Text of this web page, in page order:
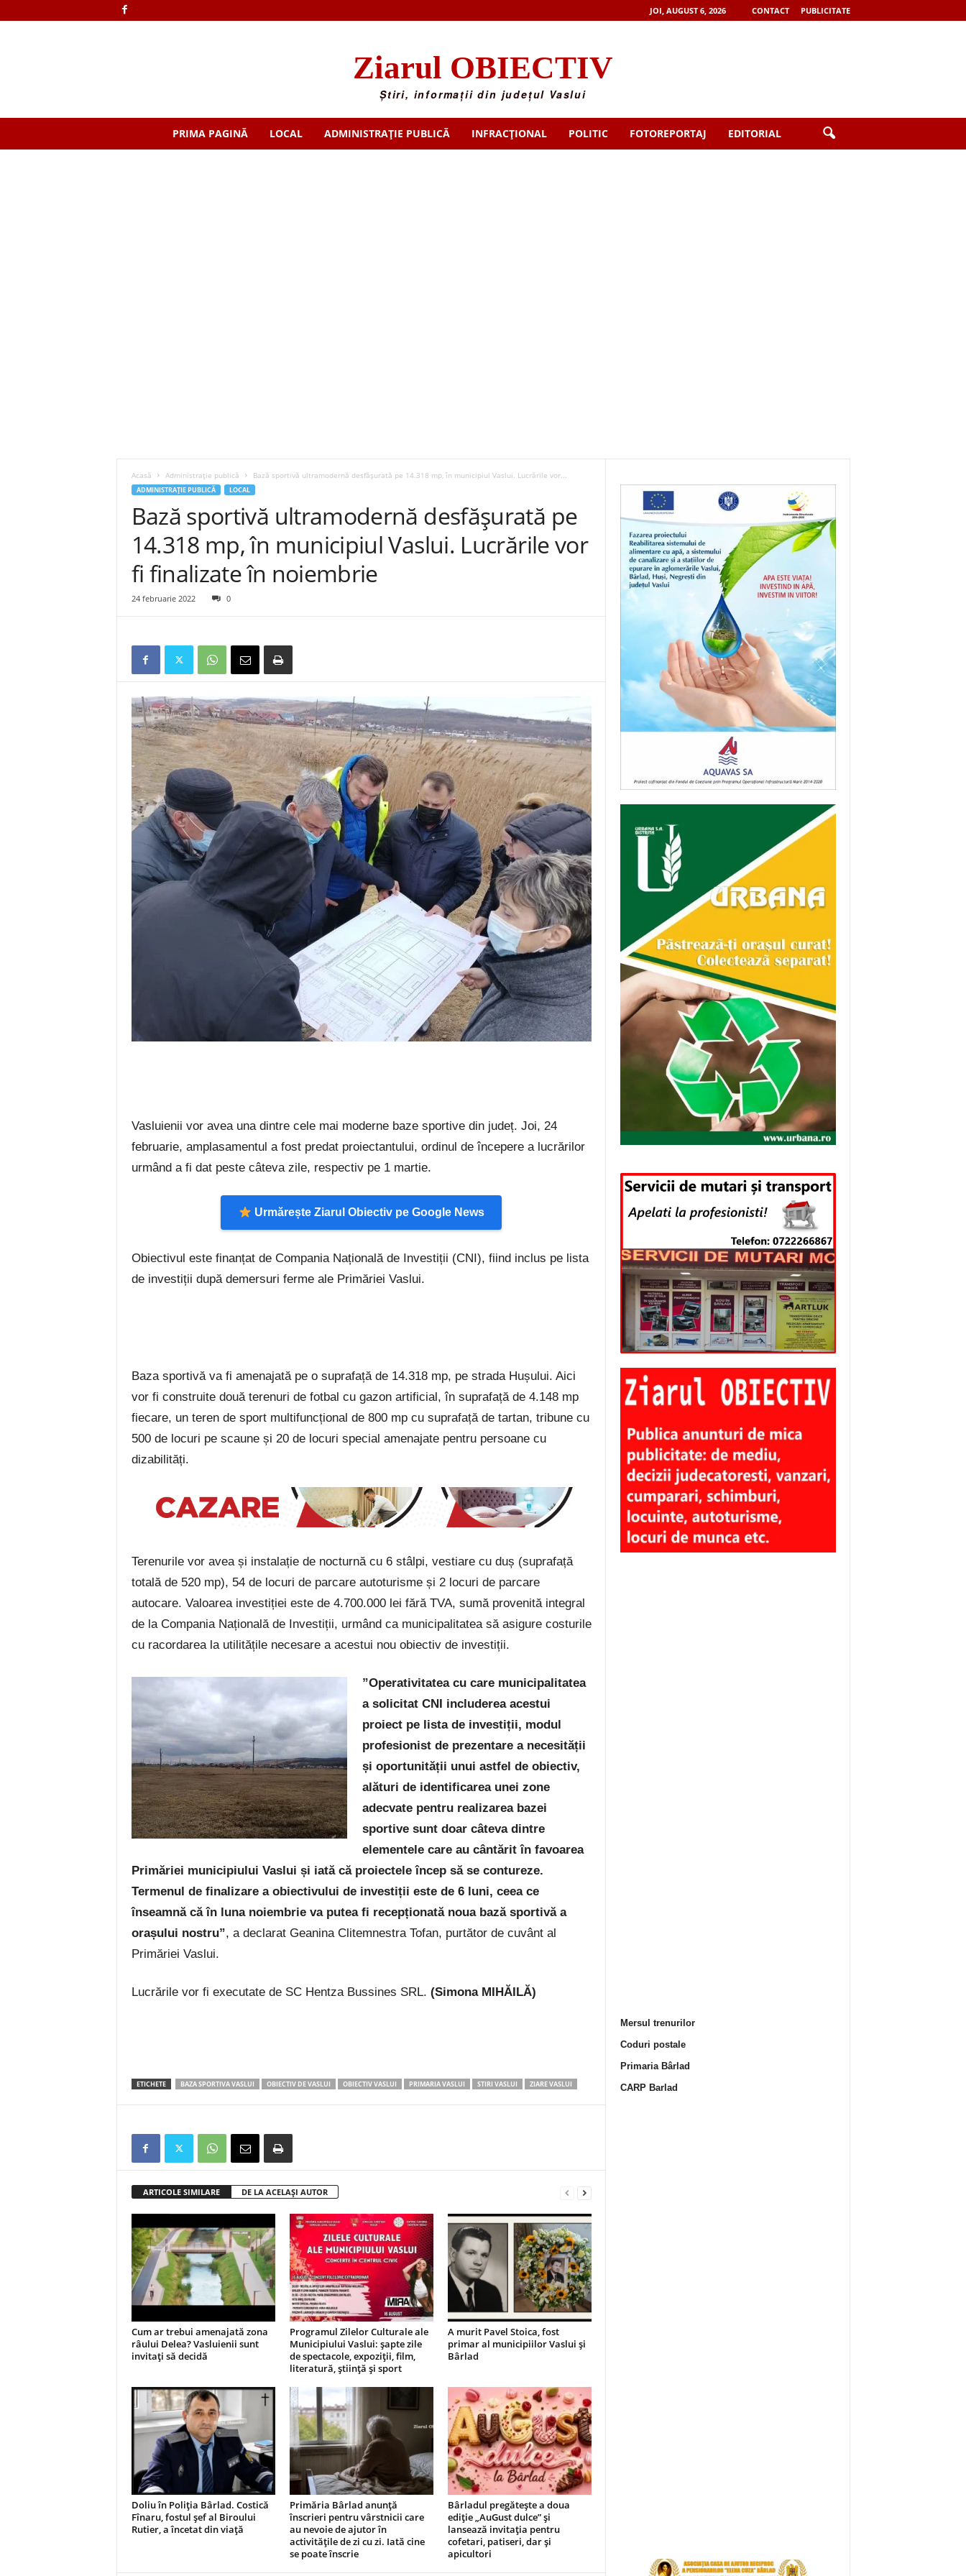
JOI, AUGUST 6, 2026 CONTACT PUBLICITATE
Ziarul OBIECTIV
Știri, informații din județul Vaslui
PRIMA PAGINĂ LOCAL ADMINISTRAȚIE PUBLICĂ INFRACȚIONAL POLITIC FOTOREPORTAJ EDITORIAL
Acasă Administrație publică Bază sportivă ultramodernă desfășurată pe 14.318 mp, în municipiul Vaslui. Lucrările vor...
ADMINISTRAȚIE PUBLICĂ LOCAL
Bază sportivă ultramodernă desfășurată pe
14.318 mp, în municipiul Vaslui. Lucrările vor
fi finalizate în noiembrie
24 februarie 2022 0
Vasluienii vor avea una dintre cele mai moderne baze sportive din județ. Joi, 24
februarie, amplasamentul a fost predat proiectantului, ordinul de începere a lucrărilor
urmând a fi dat peste câteva zile, respectiv pe 1 martie.
Urmărește Ziarul Obiectiv pe Google News
Obiectivul este finanțat de Compania Națională de Investiții (CNI), fiind inclus pe lista
de investiții după demersuri ferme ale Primăriei Vaslui.
Baza sportivă va fi amenajată pe o suprafață de 14.318 mp, pe strada Hușului. Aici
vor fi construite două terenuri de fotbal cu gazon artificial, în suprafață de 4.148 mp
fiecare, un teren de sport multifuncțional de 800 mp cu suprafață de tartan, tribune cu
500 de locuri pe scaune și 20 de locuri special amenajate pentru persoane cu
dizabilități.
Terenurile vor avea și instalație de nocturnă cu 6 stâlpi, vestiare cu duș (suprafață
totală de 520 mp), 54 de locuri de parcare autoturisme și 2 locuri de parcare
autocare. Valoarea investiției este de 4.700.000 lei fără TVA, sumă provenită integral
de la Compania Națională de Investiții, urmând ca municipalitatea să asigure costurile
cu racordarea la utilitățile necesare a acestui nou obiectiv de investiții.
”Operativitatea cu care municipalitatea
a solicitat CNI includerea acestui
proiect pe lista de investiții, modul
profesionist de prezentare a necesității
și oportunității unui astfel de obiectiv,
alături de identificarea unei zone
adecvate pentru realizarea bazei
sportive sunt doar câteva dintre
elementele care au cântărit în favoarea
Primăriei municipiului Vaslui și iată că proiectele încep să se contureze.
Termenul de finalizare a obiectivului de investiții este de 6 luni, ceea ce
înseamnă că în luna noiembrie va putea fi recepționată noua bază sportivă a
orașului nostru”, a declarat Geanina Clitemnestra Tofan, purtător de cuvânt al
Primăriei Vaslui.
Lucrările vor fi executate de SC Hentza Bussines SRL. (Simona MIHĂILĂ)
ETICHETE BAZA SPORTIVA VASLUI OBIECTIV DE VASLUI OBIECTIV VASLUI PRIMARIA VASLUI STIRI VASLUI ZIARE VASLUI
ARTICOLE SIMILARE DE LA ACELAȘI AUTOR
Cum ar trebui amenajată zona
râului Delea? Vasluienii sunt
invitați să decidă
Programul Zilelor Culturale ale
Municipiului Vaslui: șapte zile
de spectacole, expoziții, film,
literatură, știință și sport
A murit Pavel Stoica, fost
primar al municipiilor Vaslui și
Bârlad
Doliu în Poliția Bârlad. Costică
Fînaru, fostul șef al Biroului
Rutier, a încetat din viață
Primăria Bârlad anunță
înscrieri pentru vârstnicii care
au nevoie de ajutor în
activitățile de zi cu zi. Iată cine
se poate înscrie
Bârladul pregătește a doua
ediție „AuGust dulce” și
lansează invitația pentru
cofetari, patiseri, dar și
apicultori
Mersul trenurilor
Coduri postale
Primaria Bârlad
CARP Barlad